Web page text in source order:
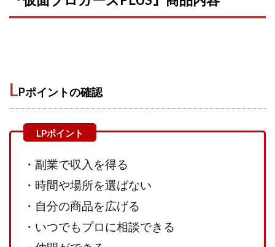
LPポイントの確認
・副業で収入を得る
・時間や場所を選ばない
・自分の商品を広げる
・いつでもプロに相談できる